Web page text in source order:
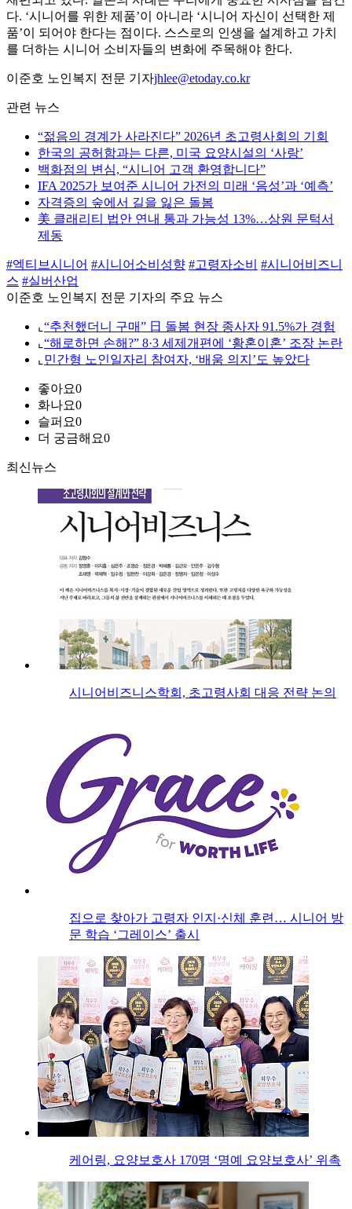
다. ‘시니어를 위한 제품’이 아니라 ‘시니어 자신이 선택한 제
품’이 되어야 한다는 점이다. 스스로의 인생을 설계하고 가치
를 더하는 시니어 소비자들의 변화에 주목해야 한다.
이준호 노인복지 전문 기자jhlee@etoday.co.kr
관련 뉴스
“젊음의 경계가 사라진다” 2026년 초고령사회의 기회
한국의 공허함과는 다른, 미국 요양시설의 ‘사랑’
백화점의 변심, “시니어 고객 환영합니다”
IFA 2025가 보여준 시니어 가전의 미래 ‘음성’과 ‘예측’
자격증의 숲에서 길을 잃은 돌봄
美 클래리티 법안 연내 통과 가능성 13%…상원 문턱서
제동
#엑티브시니어 #시니어소비성향 #고령자소비
#시니어비즈니
스 #실버산업
이준호 노인복지 전문 기자의 주요 뉴스
⌞ “추천했더니 구매” 日 돌봄 현장 종사자 91.5%가 경험
⌞ “해로하면 손해?” 8·3 세제개편에 ‘황혼이혼’ 조장 논란
⌞ 민간형 노인일자리 참여자, ‘배움 의지’도 높았다
좋아요0
화나요0
슬퍼요0
더 궁금해요0
최신뉴스
시니어비즈니스학회, 초고령사회 대응 전략 논의
집으로 찾아가 고령자 인지·신체 훈련… 시니어 방
문 학습 ‘그레이스’ 출시
케어링, 요양보호사 170명 ‘명예 요양보호사’ 위촉